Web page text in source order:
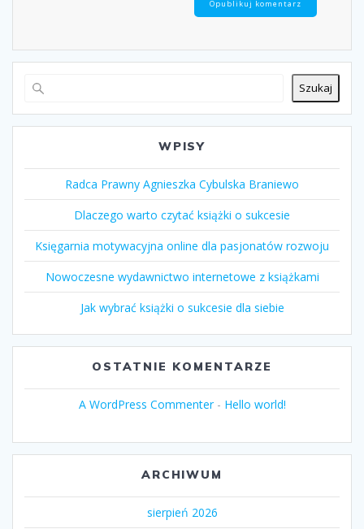
Szukaj
WPISY
Radca Prawny Agnieszka Cybulska Braniewo
Dlaczego warto czytać książki o sukcesie
Księgarnia motywacyjna online dla pasjonatów rozwoju
Nowoczesne wydawnictwo internetowe z książkami
Jak wybrać książki o sukcesie dla siebie
OSTATNIE KOMENTARZE
A WordPress Commenter- Hello world!
ARCHIWUM
sierpień 2026